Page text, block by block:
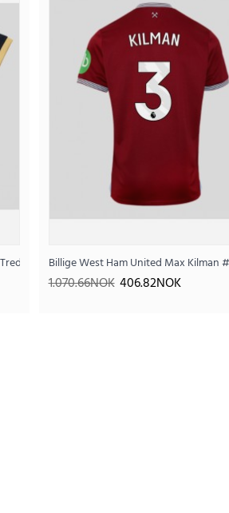
Barn 2025-26 Kortermet (+ Korte
Billige West Ham United Max Kilman
1.070.66NOK 406.82NOK